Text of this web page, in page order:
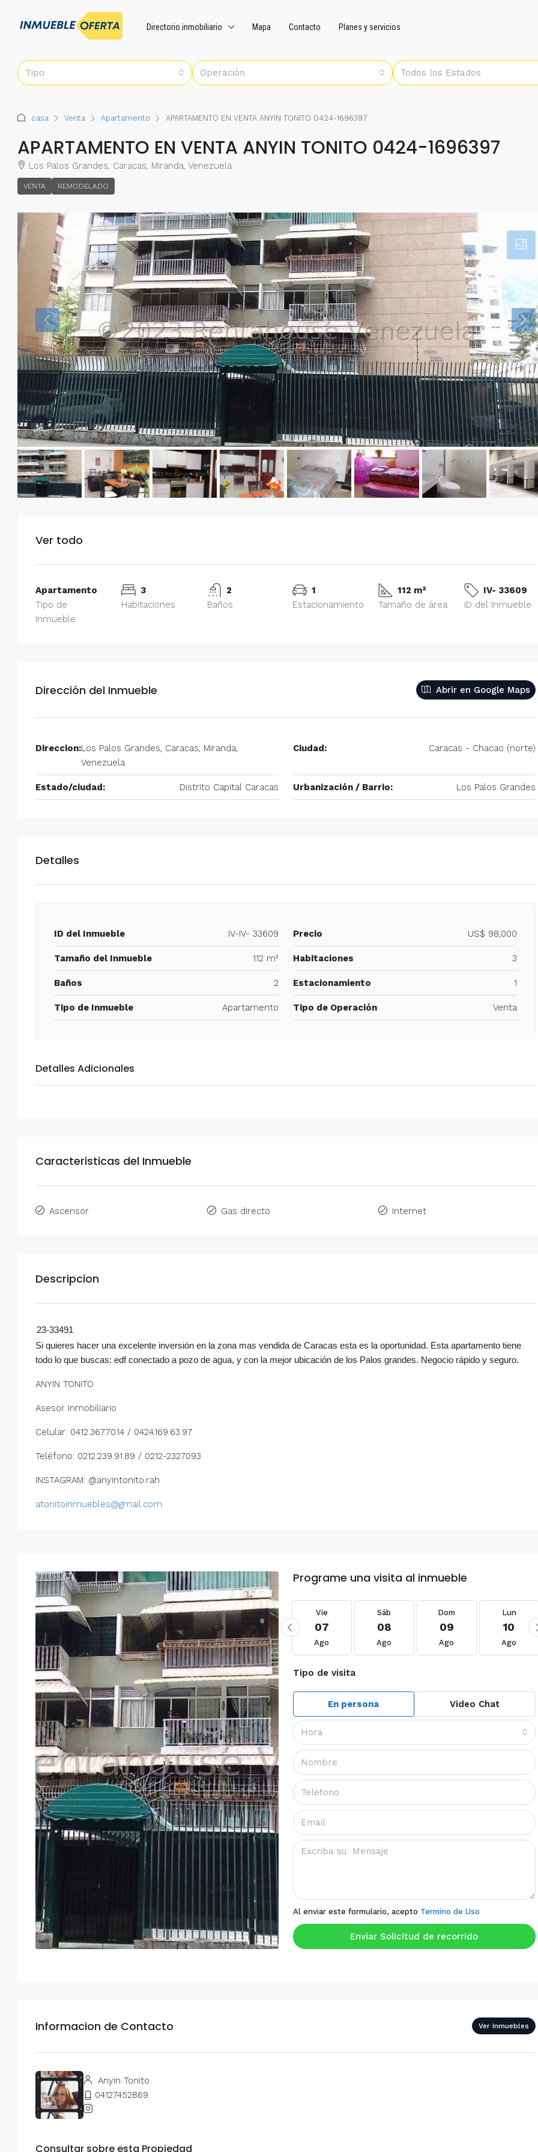
Directorio inmobiliario Mapa Contacto Planes y servicios
Tipo Operación Todos los Estados
casa Venta Apartamento APARTAMENTO EN VENTA ANYIN TONITO 0424-1696397
APARTAMENTO EN VENTA ANYIN TONITO 0424-1696397
Los Palos Grandes, Caracas, Miranda, Venezuela
VENTA REMODELADO
Ver todo
Apartamento
Tipo de
Inmueble
3
Habitaciones
2
Baños
1
Estacionamiento
112 m²
Tamaño de área
IV- 33609
ID del Inmueble
Dirección del Inmueble Abrir en Google Maps
Direccion:Los Palos Grandes, Caracas, Miranda,
Venezuela
Ciudad: Caracas - Chacao (norte)
Estado/ciudad: Distrito Capital Caracas Urbanización / Barrio: Los Palos Grandes
Detalles
ID del Inmueble IV-IV- 33609 Precio US$ 98,000
Tamaño del Inmueble 112 m² Habitaciones 3
Baños 2 Estacionamiento 1
Tipo de Inmueble Apartamento Tipo de Operación Venta
Detalles Adicionales
Caracteristicas del Inmueble
Ascensor Gas directo Internet
Descripcion
23-33491
Si quieres hacer una excelente inversión en la zona mas vendida de Caracas esta es la oportunidad. Esta apartamento tiene
todo lo que buscas: edf conectado a pozo de agua, y con la mejor ubicación de los Palos grandes. Negocio rápido y seguro.
ANYIN TONITO
Asesor Inmobiliario
Celular: 0412.367.70.14 / 0424.169.63.97
Teléfono: 0212.239.91.89 / 0212-2327093
INSTAGRAM: @anyintonito.rah
atonitoinmuebles@gmail.com
Programe una visita al inmueble
Mar Mié
19
Jue
Ago
Vie
21
Ago
Vie
07
Ago
Sáb
08
Ago
Dom
09
Ago
Lun
10
Ago
Tipo de visita
En persona Video Chat
Hora
Al enviar este formulario, acepto Termino de Uso
Enviar Solicitud de recorrido
Informacion de Contacto Ver Inmuebles
Anyin Tonito
04127452869
Consultar sobre esta Propiedad
$750/mes
Estado Miranda, 1080, Venezuela
ANEXO
Prados del Este, Prados del Este, Sector: Prado
Este, Caracas, Parroquia Nuestra Señora del
Municipio Baruta, Distrito Metropolitano de
Estado Miranda, 1080, Venezuela